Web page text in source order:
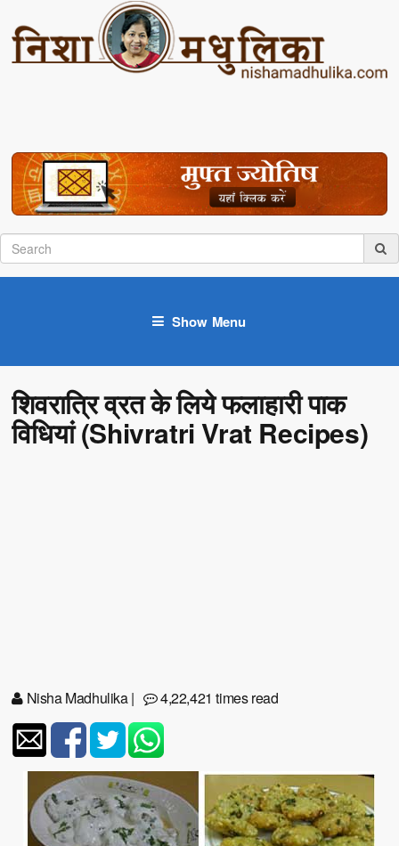
Show Menu
शिवरात्रि व्रत के लिये फलाहारी पाक
विधियां (Shivratri Vrat Recipes)
Nisha Madhulika| 4,22,421 times read